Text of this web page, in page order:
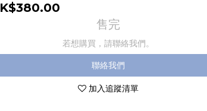
售完
若想購買，請聯絡我們。
聯絡我們
加入追蹤清單